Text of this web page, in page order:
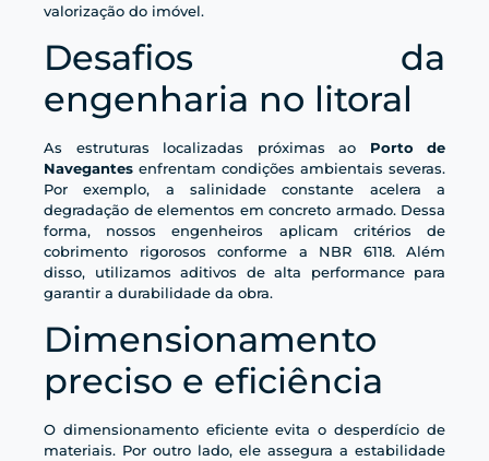
valorização do imóvel.
Desafios da
engenharia no litoral
As estruturas localizadas próximas ao Porto de
Navegantes enfrentam condições ambientais severas.
Por exemplo, a salinidade constante acelera a
degradação de elementos em concreto armado. Dessa
forma, nossos engenheiros aplicam critérios de
cobrimento rigorosos conforme a NBR 6118. Além
disso, utilizamos aditivos de alta performance para
garantir a durabilidade da obra.
Dimensionamento
preciso e eficiência
O dimensionamento eficiente evita o desperdício de
materiais. Por outro lado, ele assegura a estabilidade